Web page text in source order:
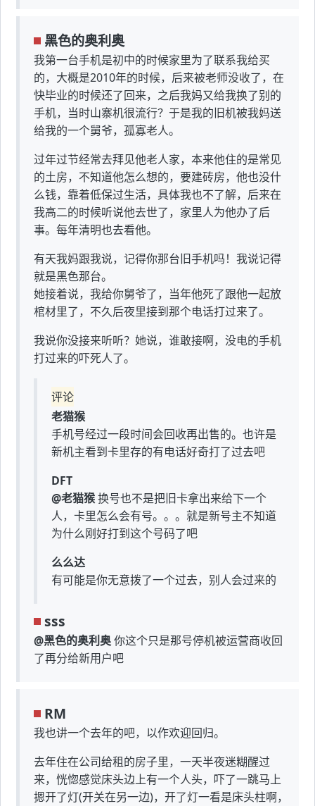
黑色的奥利奥
我第一台手机是初中的时候家里为了联系我给买
的，大概是2010年的时候，后来被老师没收了，在
快毕业的时候还了回来，之后我妈又给我换了别的
手机，当时山寨机很流行？于是我的旧机被我妈送
给我的一个舅爷，孤寡老人。
过年过节经常去拜见他老人家，本来他住的是常见
的土房，不知道他怎么想的，要建砖房，他也没什
么钱，靠着低保过生活，具体我也不了解，后来在
我高二的时候听说他去世了，家里人为他办了后
事。每年清明也去看他。
有天我妈跟我说，记得你那台旧手机吗！我说记得
就是黑色那台。
她接着说，我给你舅爷了，当年他死了跟他一起放
棺材里了，不久后夜里接到那个电话打过来了。
我说你没接来听听？她说，谁敢接啊，没电的手机
打过来的吓死人了。
评论
老猫猴
手机号经过一段时间会回收再出售的。也许是
新机主看到卡里存的有电话好奇打了过去吧
DFT
@老猫猴换号也不是把旧卡拿出来给下一个
人，卡里怎么会有号。。。就是新号主不知道
为什么刚好打到这个号码了吧
么么达
有可能是你无意拨了一个过去，别人会过来的
sss
@黑色的奥利奥你这个只是那号停机被运营商收回
了再分给新用户吧
RM
我也讲一个去年的吧，以作欢迎回归。
去年住在公司给租的房子里，一天半夜迷糊醒过
来，恍惚感觉床头边上有一个人头，吓了一跳马上
摁开了灯(开关在另一边)，开了灯一看是床头柱啊，